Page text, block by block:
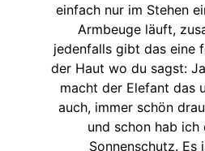
einfach nur im Stehen
Armbeuge läuft,
jedenfalls gibt das eine
der Haut wo du sagst:
macht der Elefant das
auch, immer schön
und schon hab ich
Sonnenschutz. Es